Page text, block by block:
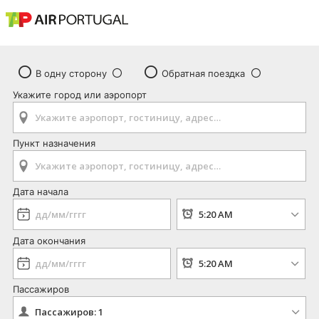
В одну сторону
Обратная поездка
Укажите город или аэропорт
Пункт назначения
Дата начала
Дата окончания
Пассажиров